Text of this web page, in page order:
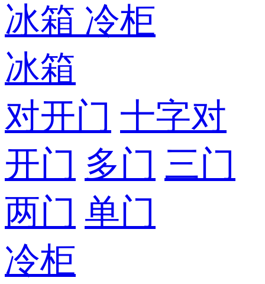
冰箱 冷柜
冰箱
对开门 十字对
开门 多门 三门
两门 单门
冷柜